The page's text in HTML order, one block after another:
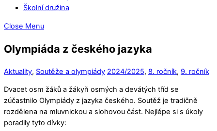
Školní družina
Close Menu
Olympiáda z českého jazyka
Aktuality, Soutěže a olympiády 2024/2025, 8. ročník, 9. ročník
Dvacet osm žáků a žákyň osmých a devátých tříd se
zúčastnilo Olympiády z jazyka českého. Soutěž je tradičně
rozdělena na mluvnickou a slohovou část. Nejlépe si s úkoly
poradily tyto dívky: